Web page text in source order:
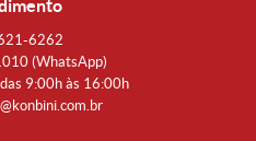
6262
(WhatsApp)
9:00h às 16:00h